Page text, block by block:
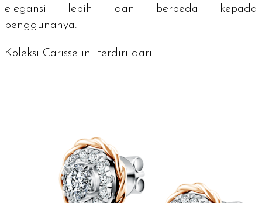
elegansi lebih dan berbeda kepada
penggunanya.
Koleksi Carisse ini terdiri dari :